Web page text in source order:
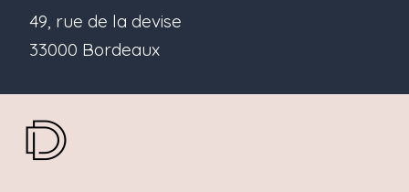
49, rue de la devise
33000 Bordeaux